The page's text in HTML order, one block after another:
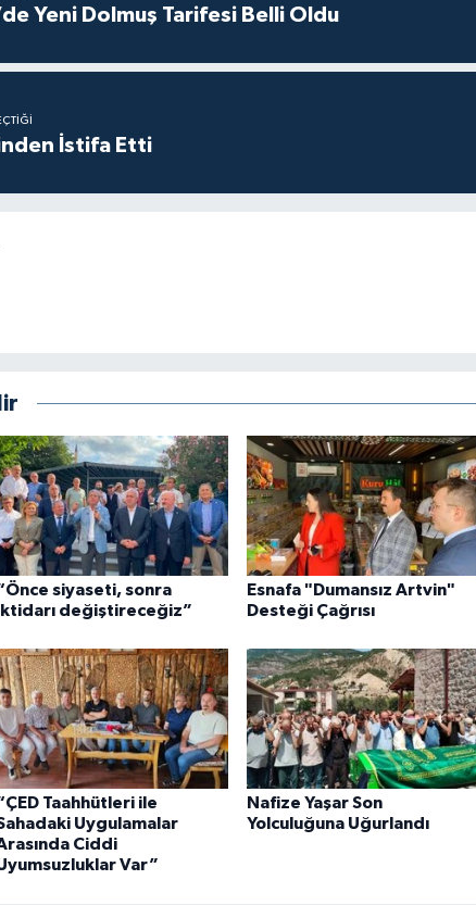
Yeni Dolmuş Tarifesi Belli Oldu
İstifa Etti
siyaseti, sonra
değiştireceğiz”
Esnafa "Dumansız Artvin"
Desteği Çağrısı
Taahhütleri ile
Uygulamalar
Ciddi
Var”
Nafize Yaşar Son
Yolculuğuna Uğurlandı